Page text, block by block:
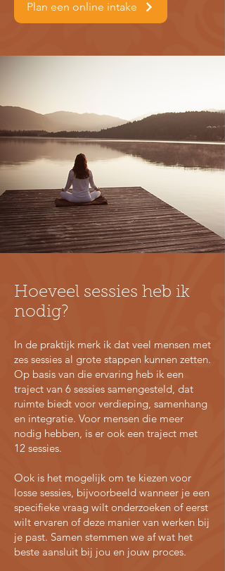
Plan een online intake
Hoeveel sessies heb ik
nodig?
​In de praktijk merk ik dat veel mensen met
zes sessies al grote stappen kunnen zetten.
Op basis van die ervaring heb ik een
traject van 6 sessies samengesteld, dat
ruimte biedt voor verdieping, samenhang
en integratie. Voor mensen die meer
nodig hebben, is er ook een traject met
12 sessies.
Ook is het mogelijk om te kiezen voor
losse sessies, bijvoorbeeld wanneer je een
specifieke vraag wilt onderzoeken of eerst
wilt ervaren of deze manier van werken bij
je past. Samen stemmen we af wat het
beste aansluit bij jou en jouw proces.